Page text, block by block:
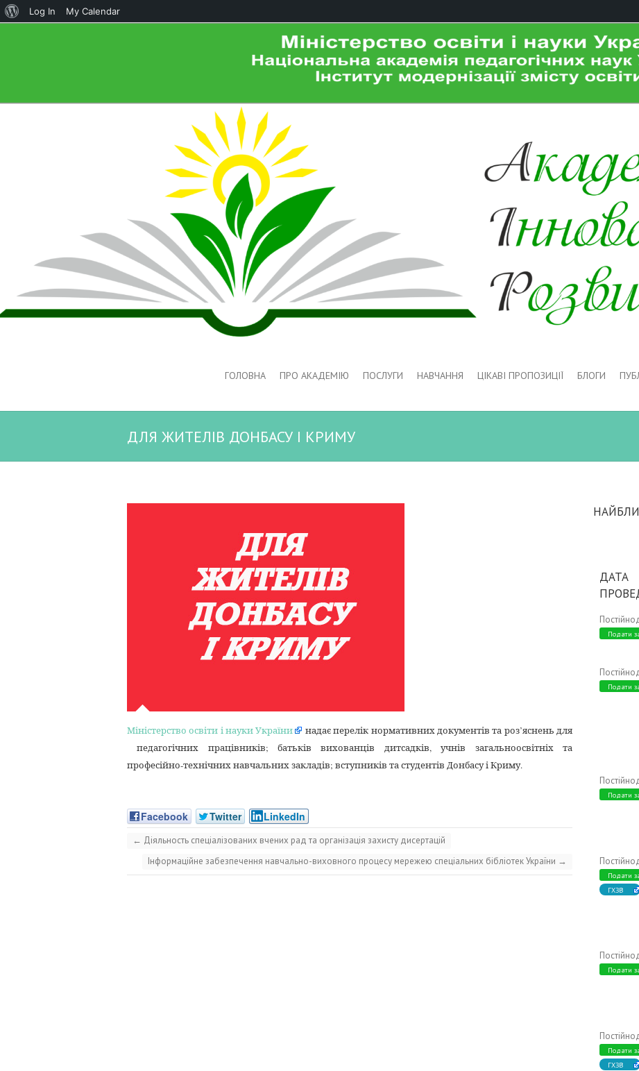
ГОЛОВНА ПРО АКАДЕМІЮ ПОСЛУГИ НАВЧАННЯ ЦІКАВІ ПРОПОЗИЦІЇ БЛОГИ
ДЛЯ ЖИТЕЛІВ ДОНБАСУ І КРИМУ
Міністерство освіти і науки України
надає перелік нормативних документів та роз’яснень для
педагогічних працівників; батьків вихованців дитсадків, учнів загальноосвітніх та
професійно-технічних навчальних закладів; вступників та студентів Донбасу і Криму.
Facebook Twitter LinkedIn
← Діяльность спеціалізованих вчених рад та організація захисту дисертацій
Інформаційне забезпечення навчально-виховного процесу мережею спеціальних бібліотек України →
ДАТА
Подати
Подати
Подати
Подати
ГХЗВ
Подати
Подати
ГХЗВ
About
Log In My Calendar